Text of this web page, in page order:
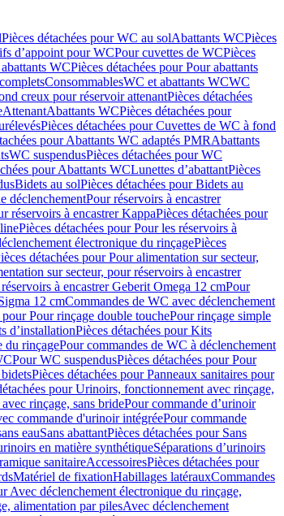
Pièces détachées pour WC au solAbattants WCPièces
d’appoint pour WCPour cuvettes de WCPièces
WCPièces détachées pour Pour abattants
ConsommablesWC et abattants WCWC
creux pour réservoir attenantPièces détachées
AttenantAbattants WCPièces détachées pour
Pièces détachées pour Cuvettes de WC à fond
pour Abattants WC adaptés PMRAbattants
WC suspendusPièces détachées pour WC
pour Abattants WCLunettes d’abattantPièces
Bidets au solPièces détachées pour Bidets au
déclenchementPour réservoirs à encastrer
réservoirs à encastrer KappaPièces détachées pour
Pièces détachées pour Pour les réservoirs à
électronique du rinçagePièces
détachées pour Pour alimentation sur secteur,
sur secteur, pour réservoirs à encastrer
à encastrer Geberit Omega 12 cmPour
12 cmCommandes de WC avec déclenchement
pour Pour rinçage double touchePour rinçage simple
d’installationPièces détachées pour Kits
du rinçagePour commandes de WC à déclenchement
Pour WC suspendusPièces détachées pour Pour
Pièces détachées pour Panneaux sanitaires pour
pour Urinoirs, fonctionnement avec rinçage,
rinçage, sans bridePour commande d’urinoir
commande d'urinoir intégréePour commande
eauSans abattantPièces détachées pour Sans
en matière synthétiqueSéparations d’urinoirs
sanitaireAccessoiresPièces détachées pour
Matériel de fixationHabillages latérauxCommandes
Avec déclenchement électronique du rinçage,
alimentation par pilesAvec déclenchement